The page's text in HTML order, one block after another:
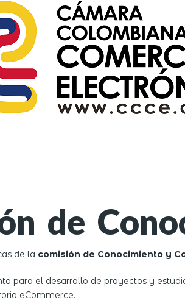
de
de la comisión de Conocimiento y
para el desarrollo de proyectos y
eCommerce.